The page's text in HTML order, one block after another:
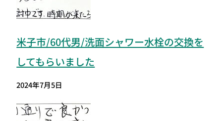
米子市/60代男/洗面シャワー水栓の交換を
してもらいました
2024年7月5日